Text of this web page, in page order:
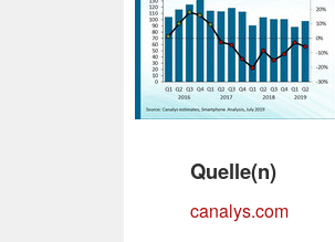
Quelle(n)
canalys.com